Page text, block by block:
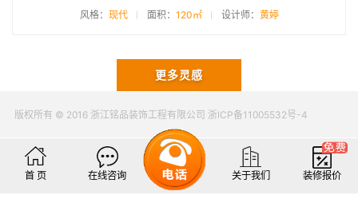
风格： 现代 面积： 120㎡ 设计师： 黄婷
更多灵感
版权所有 © 2016 浙江铭品装饰工程有限公司 浙ICP备11005532号-4
首 页 在线咨询 关于我们 装修报价